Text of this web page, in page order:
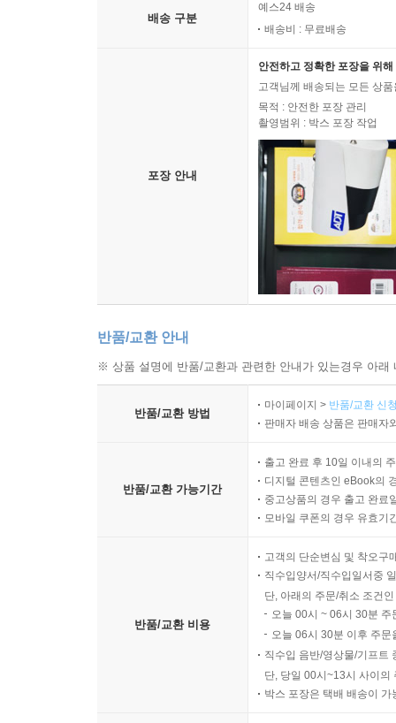
배송 구분
예스24 배송
배송비 : 무료배송
포장 안내
안전하고 정확한 포장을 위
고객님께 배송되는 모든 상
목적 : 안전한 포장 관리
촬영범위 : 박스 포장 작업
반품/교환 안내
※ 상품 설명에 반품/교환과 관련한 안내가 있는경우 아
반품/교환 방법
마이페이지 > 반품/교환 신
판매자 배송 상품은 판매자
반품/교환 가능기간
출고 완료 후 10일 이내의
디지털 콘텐츠인 eBook의
중고상품의 경우 출고 완료
모바일 쿠폰의 경우 유효기
반품/교환 비용
고객의 단순변심 및 착오구
직수입양서/직수입일서중
단, 아래의 주문/취소 조건
오늘 00시 ~ 06시 30분
오늘 06시 30분 이후 주
직수입 음반/영상물/기프트
단, 당일 00시~13시 사이의
박스 포장은 택배 배송이